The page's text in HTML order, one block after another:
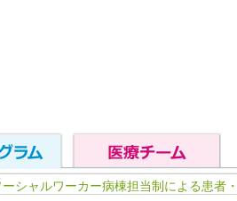
シャルワーカー病棟担当制による患者